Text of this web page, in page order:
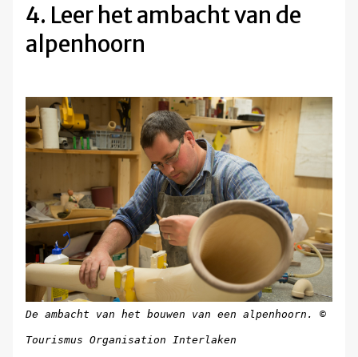
4. Leer het ambacht van de
alpenhoorn
De ambacht van het bouwen van een alpenhoorn. ©
Tourismus Organisation Interlaken